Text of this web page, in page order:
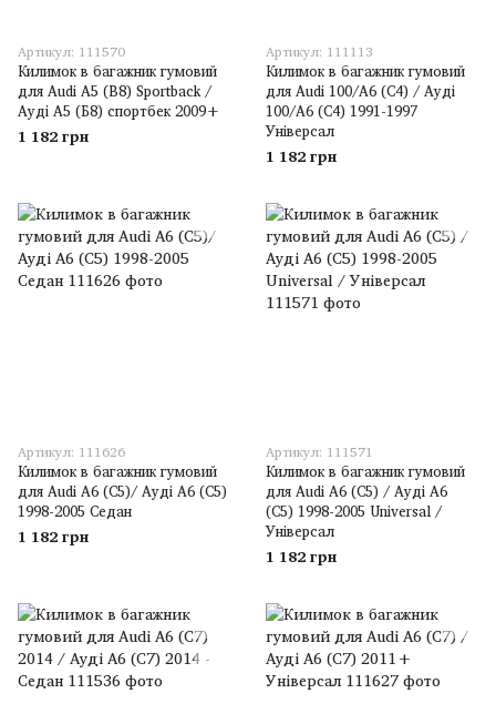
Артикул: 111570
Килимок в багажник гумовий
для Audi A5 (B8) Sportback /
Ауді А5 (Б8) спортбек 2009+
1 182 грн
Артикул: 111113
Килимок в багажник гумовий
для Audi 100/A6 (C4) / Ауді
100/A6 (C4) 1991-1997
Універсал
1 182 грн
Артикул: 111626
Килимок в багажник гумовий
для Audi A6 (C5)/ Ауді A6 (C5)
1998-2005 Седан
1 182 грн
Артикул: 111571
Килимок в багажник гумовий
для Audi A6 (C5) / Ауді A6
(C5) 1998-2005 Universal /
Універсал
1 182 грн